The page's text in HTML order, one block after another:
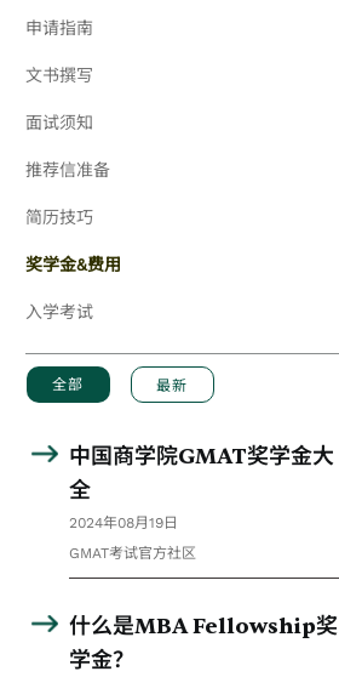
申请指南
文书撰写
面试须知
推荐信准备
简历技巧
奖学金&费用
入学考试
全部 最新
中国商学院GMAT奖学金大
全
2024年08月19日
GMAT考试官方社区
什么是MBA Fellowship奖
学金？